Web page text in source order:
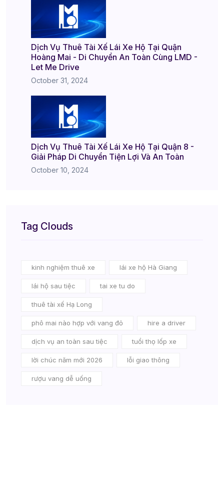
Dịch Vụ Thuê Tài Xế Lái Xe Hộ Tại Quận
Hoàng Mai - Di Chuyển An Toàn Cùng LMD -
Let Me Drive
October 31, 2024
Dịch Vụ Thuê Tài Xế Lái Xe Hộ Tại Quận 8 -
Giải Pháp Di Chuyển Tiện Lợi Và An Toàn
October 10, 2024
Tag Clouds
kinh nghiệm thuê xe lái xe hộ Hà Giang
lái hộ sau tiệc tai xe tu do
thuê tài xế Hạ Long
phô mai nào hợp với vang đỏ hire a driver
dịch vụ an toàn sau tiệc tuổi thọ lốp xe
lời chúc năm mới 2026 lỗi giao thông
rượu vang dễ uống